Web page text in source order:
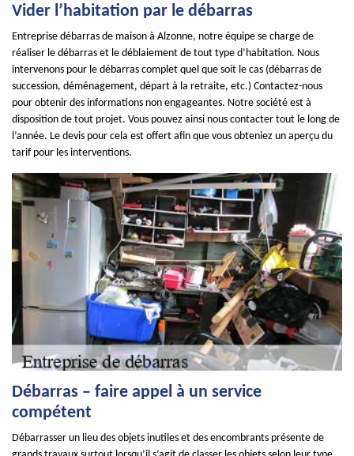
Vider l’habitation par le débarras
Entreprise débarras de maison à Alzonne, notre équipe se charge de
réaliser le débarras et le déblaiement de tout type d’habitation. Nous
intervenons pour le débarras complet quel que soit le cas (débarras de
succession, déménagement, départ à la retraite, etc.) Contactez-nous
pour obtenir des informations non engageantes. Notre société est à
disposition de tout projet. Vous pouvez ainsi nous contacter tout le long de
l’année. Le devis pour cela est offert afin que vous obteniez un aperçu du
tarif pour les interventions.
Débarras – faire appel à un service
compétent
Débarrasser un lieu des objets inutiles et des encombrants présente de